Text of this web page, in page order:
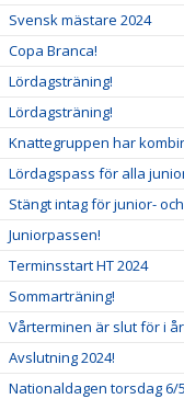
Svensk mästare 2024
Copa Branca!
Lördagsträning!
Lördagsträning!
Knattegruppen har
Lördagspass för alla
Stängt intag för junior-
Juniorpassen!
Terminsstart HT 2024
Sommarträning!
Vårterminen är slut för i
Avslutning 2024!
Nationaldagen torsdag 6/